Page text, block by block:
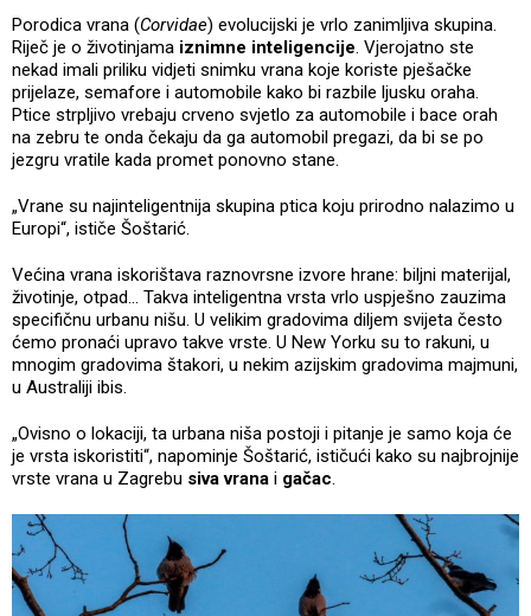
Porodica vrana (Corvidae) evolucijski je vrlo zanimljiva skupina.
Riječ je o životinjama iznimne inteligencije . Vjerojatno ste
nekad imali priliku vidjeti snimku vrana koje koriste pješačke
prijelaze, semafore i automobile kako bi razbile ljusku oraha.
Ptice strpljivo vrebaju crveno svjetlo za automobile i bace orah
na zebru te onda čekaju da ga automobil pregazi, da bi se po
jezgru vratile kada promet ponovno stane.
„Vrane su najinteligentnija skupina ptica koju prirodno nalazimo u
Europi“, ističe Šoštarić.
Većina vrana iskorištava raznovrsne izvore hrane: biljni materijal,
životinje, otpad... Takva inteligentna vrsta vrlo uspješno zauzima
specifičnu urbanu nišu. U velikim gradovima diljem svijeta često
ćemo pronaći upravo takve vrste. U New Yorku su to rakuni, u
mnogim gradovima štakori, u nekim azijskim gradovima majmuni,
u Australiji ibis.
„Ovisno o lokaciji, ta urbana niša postoji i pitanje je samo koja će
je vrsta iskoristiti“, napominje Šoštarić, ističući kako su najbrojnije
vrste vrana u Zagrebu siva vrana i gačac